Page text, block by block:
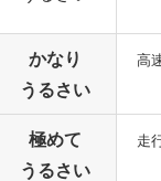
かなり
うるさい
高
極めて
うるさい
走